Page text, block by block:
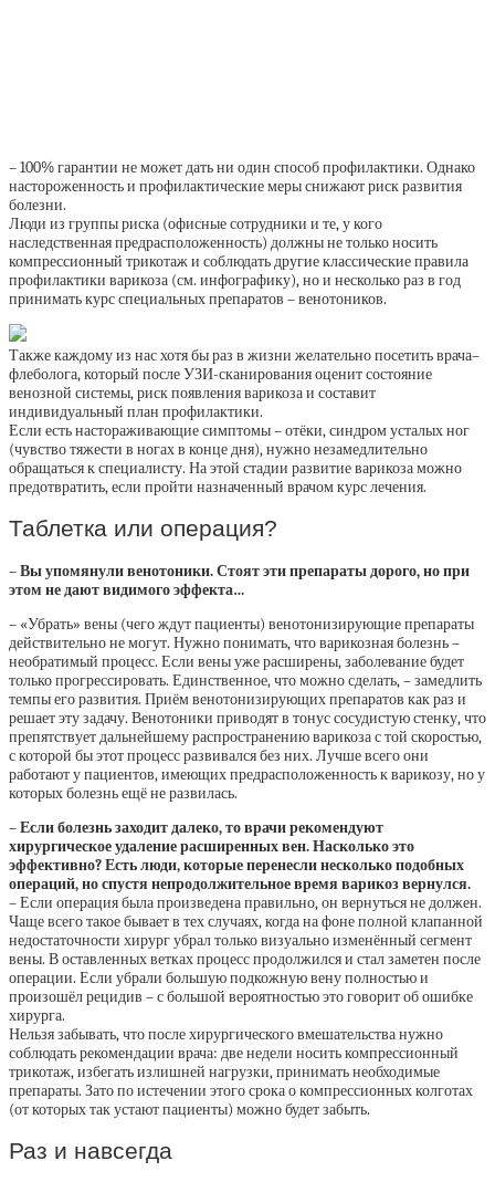
– 100% гарантии не может дать ни один способ профилактики. Однако
настороженность и профилактические меры снижают риск развития
болезни.
Люди из группы риска (офисные сотрудники и те, у кого
наследственная предрасположенность) должны не только носить
компрессионный трикотаж и соблюдать другие классические правила
профилактики варикоза (см. инфографику), но и несколько раз в год
принимать курс специальных препаратов – венотоников.
Также каждому из нас хотя бы раз в жизни желательно посетить врача–
флеболога, который после УЗИ-сканирования оценит состояние
венозной системы, риск появления ­варикоза и составит
индивидуальный план профилактики.
Если есть настораживающие симптомы – отёки, синдром усталых ног
(чувство тяжести в ногах в конце дня), нужно незамедлительно
обращаться к специалисту. На этой стадии развитие варикоза можно
пред­отвратить, если пройти назначенный врачом курс лечения.
Таблетка или операция?
– Вы упомянули венотоники. Стоят эти препараты дорого, но при
этом не дают видимого эффекта…
– «Убрать» вены (чего ждут пациенты) венотонизирующие препараты
действительно не могут. Нужно понимать, что варикозная болезнь –
необратимый процесс. Если вены уже расширены, заболевание будет
только прогрессировать. Единственное, что можно сделать, – замедлить
темпы его развития. Приём венотонизирующих препаратов как раз и
решает эту задачу. Венотоники приводят в тонус сосудистую стенку, что
препятствует дальнейшему распространению варикоза с той скоростью,
с которой бы этот процесс развивался без них. Лучше всего они
работают у пациентов, имеющих предрасположенность к варикозу, но у
которых болезнь ещё не развилась.
– Если болезнь заходит далеко, то врачи рекомендуют
хирургическое удаление расширенных вен. Насколько это
эффективно? Есть люди, которые перенесли несколько подобных
операций, но спустя непродолжительное время варикоз вернулся.
– Если операция была произведена правильно, он вернуться не должен.
Чаще всего такое бывает в тех случаях, когда на фоне полной клапанной
недостаточности хирург убрал только визуально изменённый сегмент
вены. В оставленных ветках процесс продолжился и стал заметен после
операции. Если убрали большую подкожную вену полностью и
произошёл рецидив – с большой вероятностью это говорит об ошибке
хирурга.
Нельзя забывать, что после хирургического вмешательства нужно
соблюдать рекомендации врача: две недели носить компрессионный
трикотаж, избегать излишней нагрузки, принимать необходимые
препараты. Зато по истечении этого срока о компрессионных колготах
(от которых так устают пациенты) можно будет забыть.
Раз и навсегда